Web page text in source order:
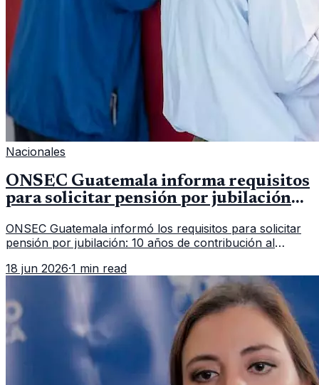
Nacionales
ONSEC Guatemala informa requisitos
para solicitar pensión por jubilación
ONSEC Guatemala informó los requisitos para solicitar
pensión por jubilación: 10 años de contribución al
importar edad.
18 jun 2026·1 min read